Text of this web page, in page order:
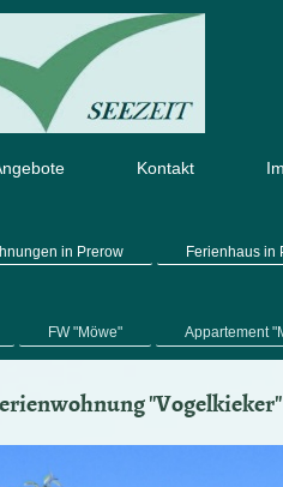
Kontakt
in Prerow Ferienhaus in
FW "Möwe" Appartement